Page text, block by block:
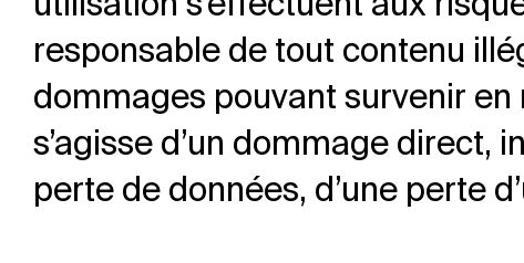
responsable de tout contenu
dommages pouvant survenir
s’agisse d’un dommage direct,
perte de données, d’une perte